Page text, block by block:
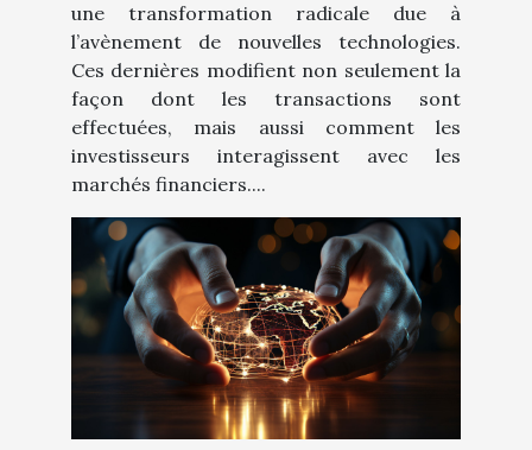
une transformation radicale due à
l’avènement de nouvelles technologies.
Ces dernières modifient non seulement la
façon dont les transactions sont
effectuées, mais aussi comment les
investisseurs interagissent avec les
marchés financiers....